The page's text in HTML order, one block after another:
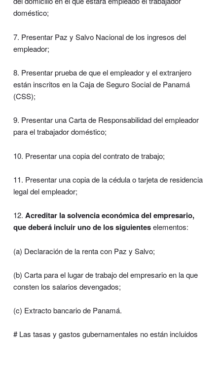
doméstico;
7. Presentar Paz y Salvo Nacional de los ingresos del
empleador;
8. Presentar prueba de que el empleador y el extranjero
están inscritos en la Caja de Seguro Social de Panamá
(CSS);
9. Presentar una Carta de Responsabilidad del empleador
para el trabajador doméstico;
10. Presentar una copia del contrato de trabajo;
11. Presentar una copia de la cédula o tarjeta de residencia
legal del empleador;
12. Acreditar la solvencia económica del empresario,
que deberá incluir uno de los siguienteselementos:
(a) Declaración de la renta con Paz y Salvo;
(b) Carta para el lugar de trabajo del empresario en la que
consten los salarios devengados;
(c) Extracto bancario de Panamá.
# Las tasas y gastos gubernamentales no están incluidos